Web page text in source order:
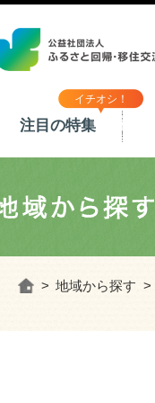
イチオシ！
注目の特集
ホーム 地域から探す